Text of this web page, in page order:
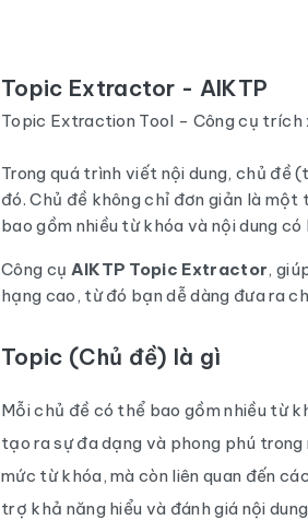
Topic Extractor - AIKTP
Topic Extraction Tool - Công cụ
Trong quá trình viết nội dung, chủ đề
đó. Chủ đề không chỉ đơn giản là
bao gồm nhiều từ khóa và nội dung có
Công cụ AIKTP Topic Extractor,
hạng cao, từ đó bạn dễ dàng đưa ra
Topic (Chủ đề) là gì
Mỗi chủ đề có thể bao gồm nhiều từ
tạo ra sự đa dạng và phong phú
mức từ khóa, mà còn liên quan đến
trợ khả năng hiểu và đánh giá nội